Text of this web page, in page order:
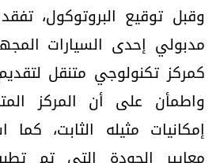
وقبل توقيع البروتوكول،
مدبولي إحدى السيارات
كمركز تكنولوجي متنقل
واطمأن على أن المركز
إمكانيات مثيله الثابت،